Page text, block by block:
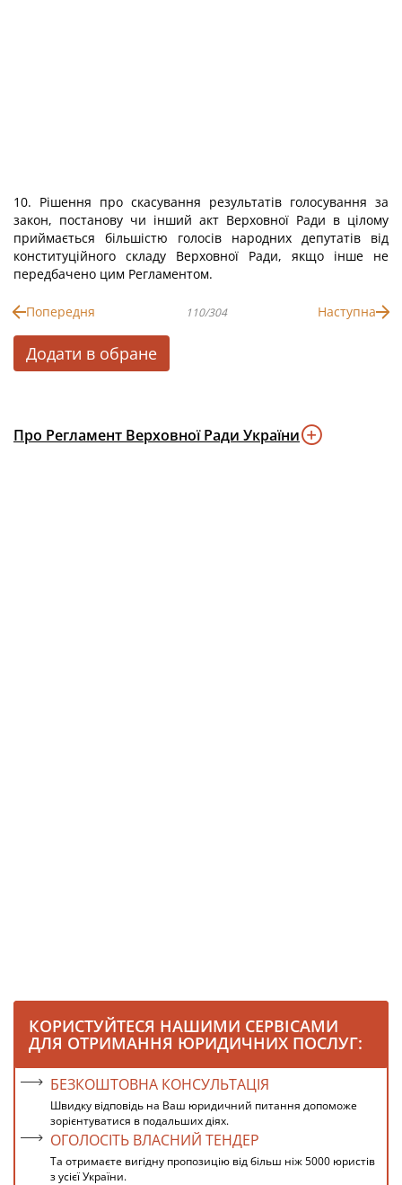
10. Рішення про скасування результатів голосування за
закон, постанову чи інший акт Верховної Ради в цілому
приймається більшістю голосів народних депутатів від
конституційного складу Верховної Ради, якщо інше не
передбачено цим Регламентом.
Попередня 110/304 Наступна
Додати в обране
Про Регламент Верховної Ради України
КОРИСТУЙТЕСЯ НАШИМИ СЕРВІСАМИ
ДЛЯ ОТРИМАННЯ ЮРИДИЧНИХ ПОСЛУГ:
БЕЗКОШТОВНА КОНСУЛЬТАЦІЯ
Швидку відповідь на Ваш юридичний питання допоможе
зорієнтуватися в подальших діях.
ОГОЛОСІТЬ ВЛАСНИЙ ТЕНДЕР
Та отримаєте вигідну пропозицію від більш ніж 5000 юристів
з усієї України.